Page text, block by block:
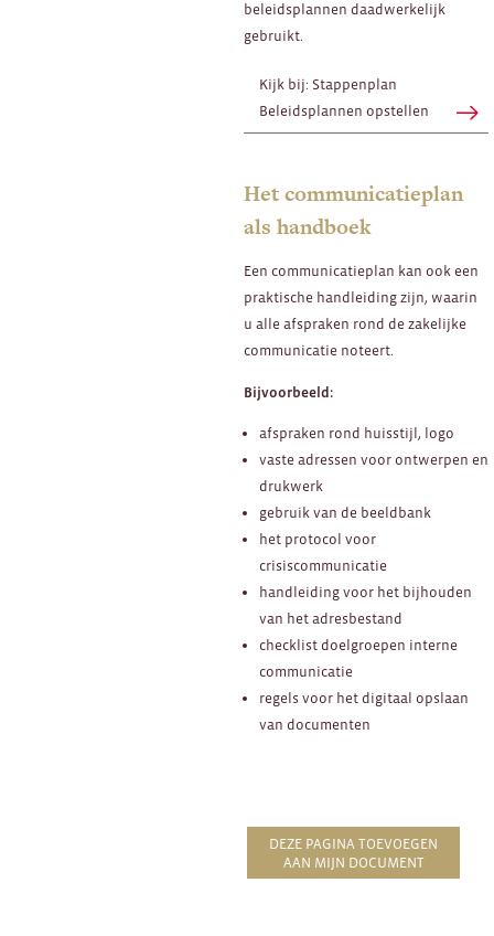
beleidsplannen daadwerkelijk
gebruikt.
Kijk bij: Stappenplan
Beleidsplannen opstellen
Het communicatieplan
als handboek
Een communicatieplan kan ook een
praktische handleiding zijn, waarin
u alle afspraken rond de zakelijke
communicatie noteert.
Bijvoorbeeld:
afspraken rond huisstijl, logo
vaste adressen voor ontwerpen en
drukwerk
gebruik van de beeldbank
het protocol voor
crisiscommunicatie
handleiding voor het bijhouden
van het adresbestand
checklist doelgroepen interne
communicatie
regels voor het digitaal opslaan
van documenten
DEZE PAGINA TOEVOEGEN
AAN MIJN DOCUMENT